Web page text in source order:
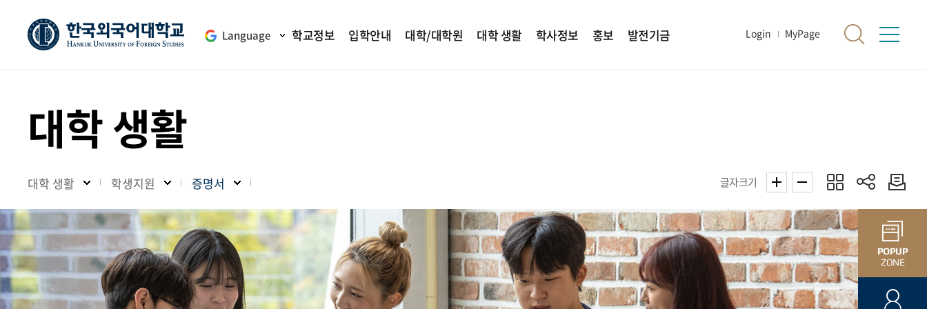
Language 학교정보 입학안내 대학/대학원 대학 생활 학사정보 홍보 발전기금 Login MyPage
POPUP
ZONE
대학 생활
대학 생활 학생지원 증명서 글자크기